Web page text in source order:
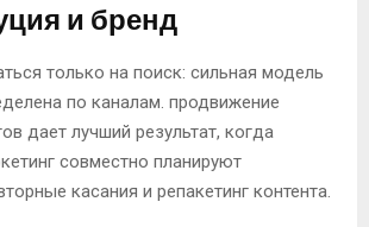
и бренд
только на поиск: сильная модель
по каналам. продвижение
дает лучший результат, когда
совместно планируют
касания и репакетинг контента.